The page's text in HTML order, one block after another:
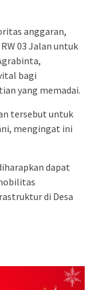
anggaran,
03 Jalan untuk
bagi
yang memadai.
tersebut untuk
mengingat ini
dapat
di Desa